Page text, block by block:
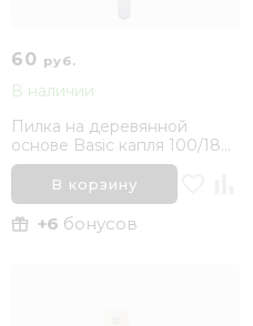
60 руб.
В наличии
Пилка на деревянной
основе Basic капля 100/180
Bruar
В корзину
+6 бонусов